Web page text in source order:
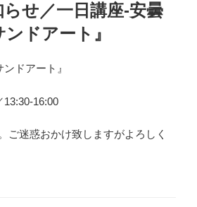
せ／一日講座-安曇
ドアート』
ドアート』
16:00
ご迷惑おかけ致しますがよろしく